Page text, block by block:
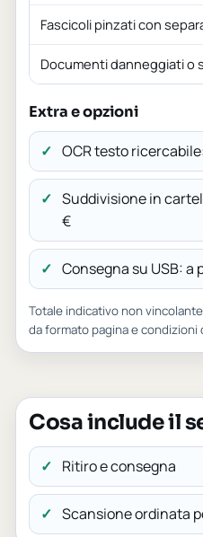
Fascicoli pinzati con
Documenti danneggiati o
Extra e opzioni
OCR testo
Suddivisione in
€
Consegna su USB: a
Totale indicativo non
da formato pagina e condizioni
Cosa include il
Ritiro e consegna
Scansione ordinata